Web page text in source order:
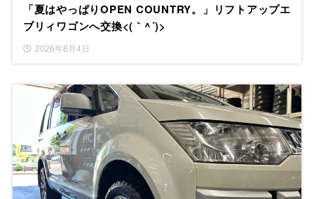
「夏はやっぱりOPEN COUNTRY。」リフトアップエ
ブリィワゴンへ交換<(｀^´)>
2026年8月4日